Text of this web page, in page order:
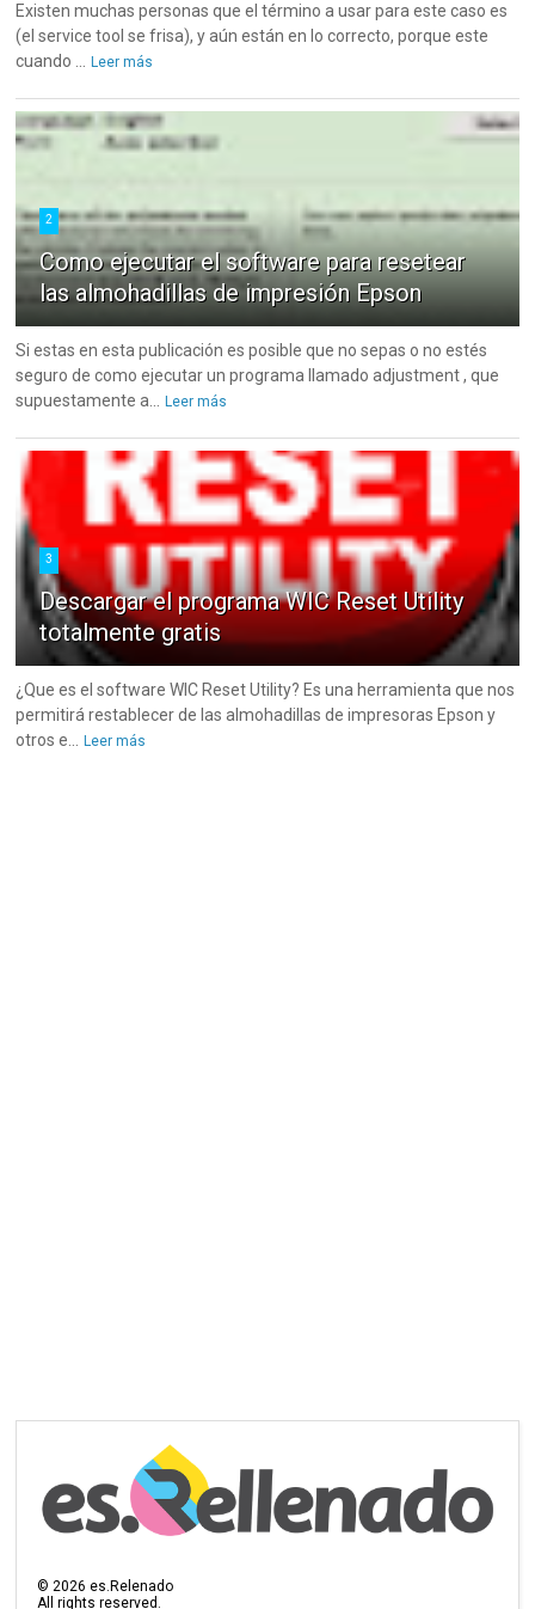
Existen muchas personas que el término a usar para este caso es
(el service tool se frisa), y aún están en lo correcto, porque este
cuando ...
Leer más
2
Como ejecutar el software para resetear
las almohadillas de impresión Epson
Si estas en esta publicación es posible que no sepas o no estés
seguro de como ejecutar un programa llamado adjustment , que
supuestamente a...
Leer más
3
Descargar el programa WIC Reset Utility
totalmente gratis
¿Que es el software WIC Reset Utility? Es una herramienta que nos
permitirá restablecer de las almohadillas de impresoras Epson y
otros e...
Leer más
©2026 es.Relenado
All rights reserved.